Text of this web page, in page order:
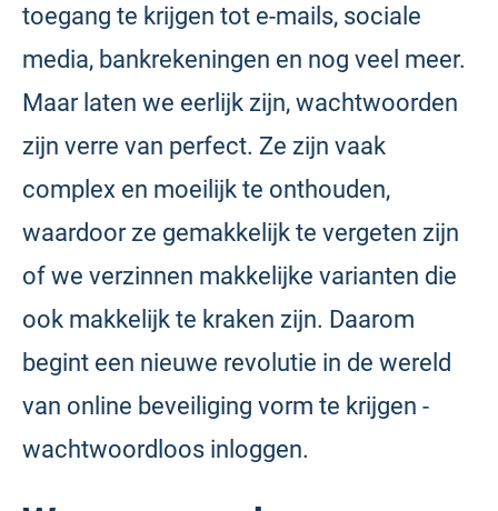
toegang te krijgen tot e-mails, sociale
media, bankrekeningen en nog veel meer.
Maar laten we eerlijk zijn, wachtwoorden
zijn verre van perfect. Ze zijn vaak
complex en moeilijk te onthouden,
waardoor ze gemakkelijk te vergeten zijn
of we verzinnen makkelijke varianten die
ook makkelijk te kraken zijn. Daarom
begint een nieuwe revolutie in de wereld
van online beveiliging vorm te krijgen -
wachtwoordloos inloggen.